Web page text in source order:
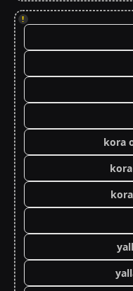
!